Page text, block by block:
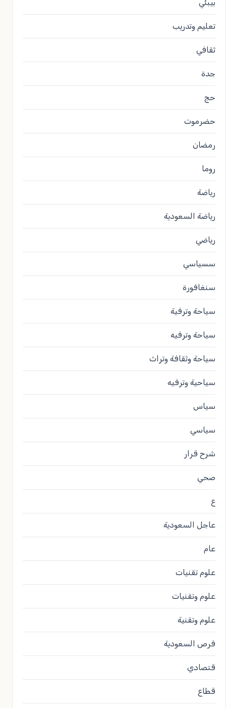
بيبئي
تعليم وتدريب
ثقافي
جدة
حج
حضرموت
رمضان
روما
رياضة
رياضة السعودية
رياضي
سسياسي
سنغافورة
سياحة وترفية
سياحة وترفيه
سياحة وثقافة وتراث
سياحية وترفيه
سياس
سياسي
شرح قرار
صحي
ع
عاجل السعودية
عام
علوم تقنيات
علوم وتقنيات
علوم وتقنية
فرص السعودية
قتصادي
قطاع